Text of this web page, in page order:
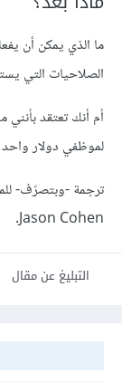
ما الذي يمكن أن
الصلاحيات التي
أم أنكتعتقدبأنني
لموظفي دولارواحد
ترجمة-وبتصرّف-
Jason Cohen.
التبليغ عن مقال